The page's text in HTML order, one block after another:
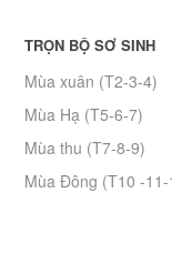
TRỌN BỘ SƠ SINH
Mùa xuân (T2-3-4)
Mùa Hạ (T5-6-7)
Mùa thu (T7-8-9)
Mùa Đông (T10 -11-